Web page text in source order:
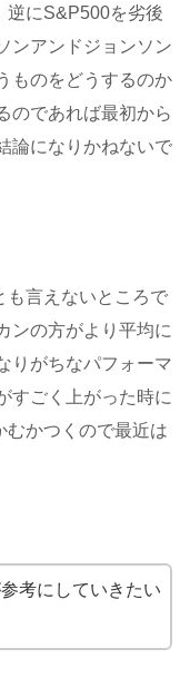
逆にS&P500を劣後
ンアンドジョンソン
ものをどうするのか
のであれば最初から
論になりかねないで
も言えないところで
ンの方がより平均に
りがちなパフォーマ
すごく上がった時に
むかつくので最近は
考にしていきたい